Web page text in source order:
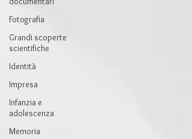
Fotografia
Grandi scoperte
scientifiche
Identità
Impresa
Infanzia e
adolescenza
Memoria